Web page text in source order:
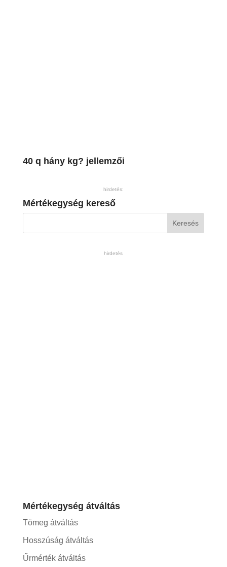
40 q hány kg? jellemzői
hirdetés:
Mértékegység kereső
hirdetés
Mértékegység átváltás
Tömeg átváltás
Hosszúság átváltás
Űrmérték átváltás